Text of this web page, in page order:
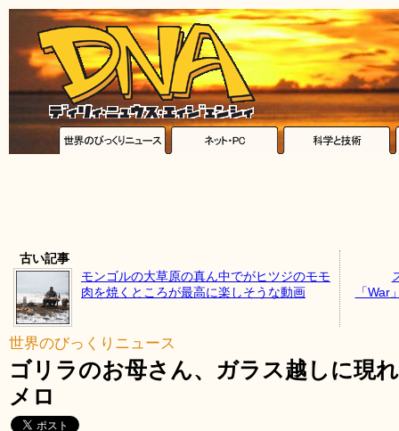
古い記事
モンゴルの大草原の真ん中でがヒツジのモモ
肉を焼くところが最高に楽しそうな動画
「
世界のびっくりニュース
ゴリラのお母さん、ガラス越しに現
メロ